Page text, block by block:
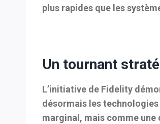
plus rapides que les
Un tournant
L’initiative de Fidelity
désormais les
marginal, mais comme une